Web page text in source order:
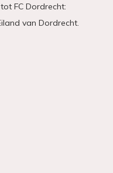
FC Dordrecht:
van Dordrecht.